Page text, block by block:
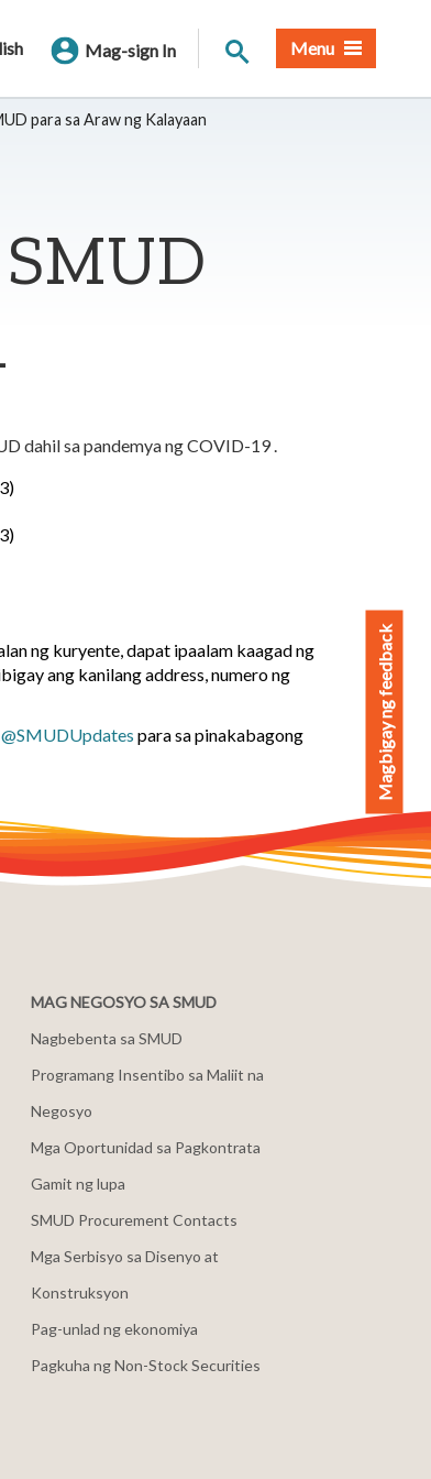
Mag-sign In Paghahanap sa Site
Menu
para sa Araw ng Kalayaan
dahil sa pandemya ng COVID-19 .
ng kuryente, dapat ipaalam kaagad ng
ang kanilang address, numero ng
@SMUDUpdates para sa pinakabagong
MAG NEGOSYO SA SMUD
Nagbebenta sa SMUD
Programang Insentibo sa Maliit na
Negosyo
Mga Oportunidad sa Pagkontrata
Gamit ng lupa
SMUD Procurement Contacts
Mga Serbisyo sa Disenyo at
Konstruksyon
Pag-unlad ng ekonomiya
Pagkuha ng Non-Stock Securities
Magbigay ng feedback